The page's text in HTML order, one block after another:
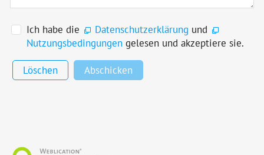
Ich habe die Datenschutzerklärung und
Nutzungsbedingungen gelesen und akzeptiere sie.
Löschen Abschicken